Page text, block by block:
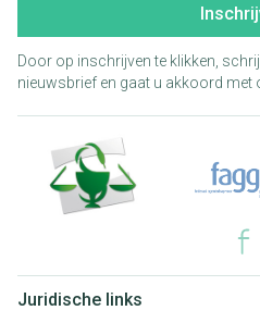
Door op inschrijven te klikken,
nieuwsbrief en gaat u akkoord met
Juridische links